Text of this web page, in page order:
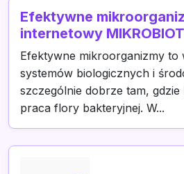
Efektywne
internetowy
Efektywne mikroorganizmy to
systemów biologicznych i
szczególnie dobrze tam, gdzie
praca flory bakteryjnej. W...